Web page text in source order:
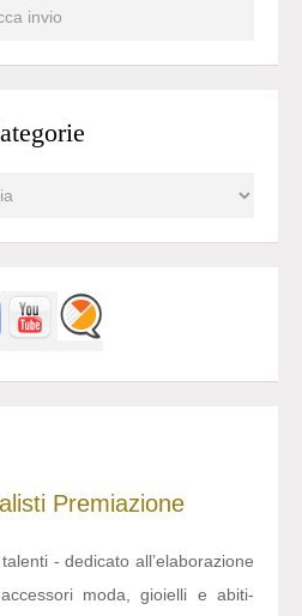
Premiazione
- dedicato all’elaborazione
moda, gioielli e abiti-